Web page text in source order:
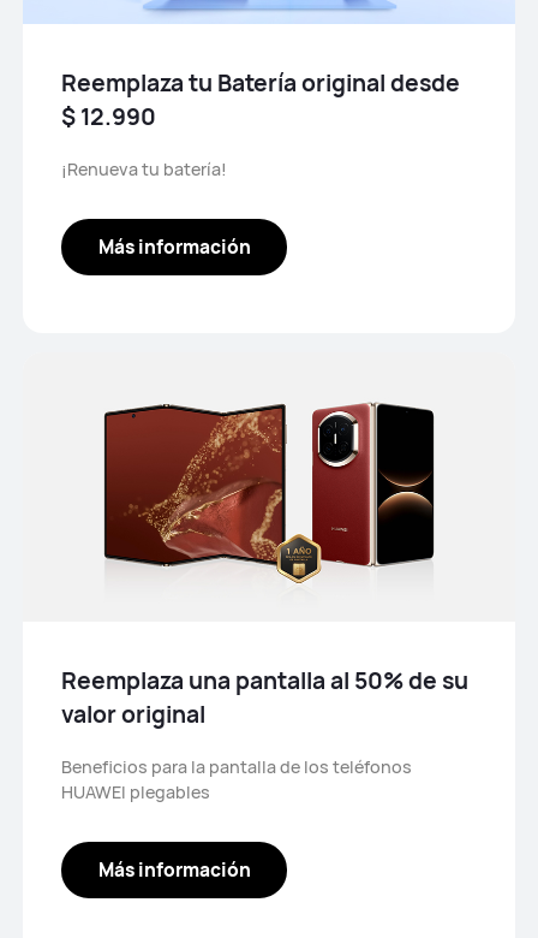
Reemplaza tu Batería original desde
$ 12.990
¡Renueva tu batería!
Más información
Reemplaza una pantalla al 50% de su
valor original
Beneficios para la pantalla de los teléfonos
HUAWEI plegables
Más información